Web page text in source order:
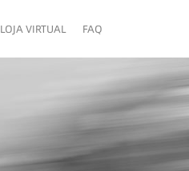
LOJA VIRTUAL FAQ